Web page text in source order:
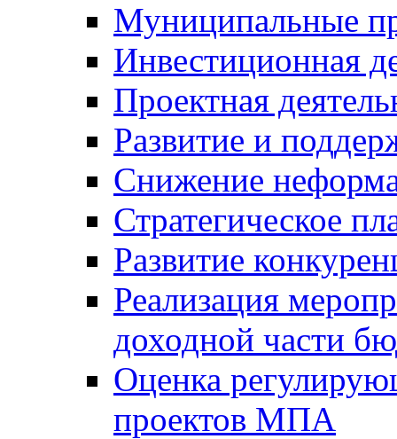
Муниципальные
Инвестиционная
Проектная
Развитие и
Снижение
Стратегическое
Развитие
Реализация
доходной части
Оценка
проектов МПА